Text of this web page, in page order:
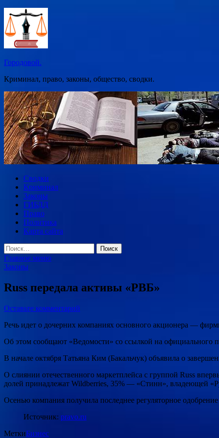
Перейти
содержимому
Городовой.
Криминал, право, законы, общество, сводки.
Сводки
Криминал
Законы
ГИБДД
Право
Политика
Карта сайта
Найти:
Главное меню
Законы
Russ передала активы «РВБ»
Оставьте комментарий
Речь идет о дочерних компаниях основного акционера —
Об этом сообщают «Ведомости» со ссылкой на официального
В начале октября Татьяна Ким (Бакальчук) объявила о
О слиянии отечественного маркетплейса с группой Russ
долей принадлежат Wildberries, 35% — «Стинн», владеющей
Осенью компания получила последнее регуляторное
Источник: pravo.ru
МеткиБизнес